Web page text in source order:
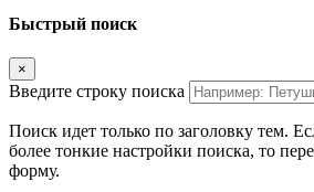
Быстрый поиск
×
Введите строку поиска
Поиск идет только по заголовку тем.
более тонкие настройки поиска, то
форму.